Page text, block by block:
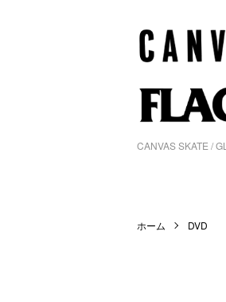
CANVAS SKATE /
ホーム DVD